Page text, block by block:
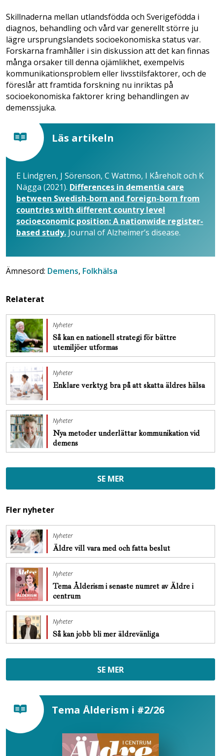
Skillnaderna mellan utlandsfödda och Sverigefödda i
diagnos, behandling och vård var generellt större ju
lägre ursprungslandets socioekonomiska status var.
Forskarna framhåller i sin diskussion att det kan finnas
många orsaker till denna ojämlikhet, exempelvis
kommunikationsproblem eller livsstilsfaktorer, och de
föreslår att framtida forskning nu inriktas på
socioekonomiska faktorer kring behandlingen av
demenssjuka.
Läs artikeln
E Lindgren, J Sörenson, C Wattmo, I Kåreholt och K
Nägga (2021). Differences in dementia care
between Swedish-born and foreign-born from
countries with different country level
socioeconomic position: A nationwide register-
based study. Journal of Alzheimer’s disease.
Ämnesord: Demens, Folkhälsa
Relaterat
Nyheter
Så kan en nationell strategi för bättre
utemiljöer utformas
Nyheter
Enklare verktyg bra på att skatta äldres hälsa
Nyheter
Nya metoder underlättar kommunikation vid
demens
SE MER
Fler nyheter
Nyheter
Äldre vill vara med och fatta beslut
Nyheter
Tema Ålderism i senaste numret av Äldre i
centrum
Nyheter
Så kan jobb bli mer äldrevänliga
SE MER
Tema Ålderism i #2/26